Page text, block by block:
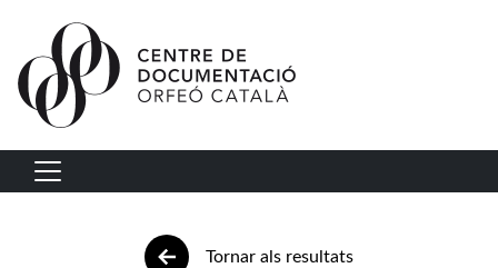
Vés al contingut
Navegació principal
Tornar als resultats